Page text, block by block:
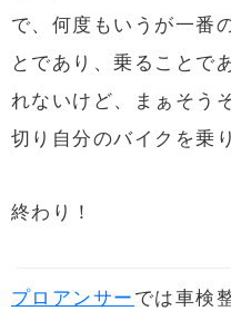
で、何度もいうが一番
とであり、乗ることで
れないけど、まぁそう
切り自分のバイクを乗
終わり！
プロアンサー では車検